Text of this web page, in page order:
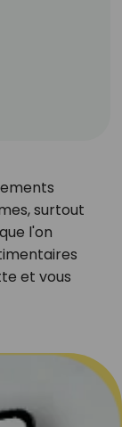
surtout
l'on
et vous